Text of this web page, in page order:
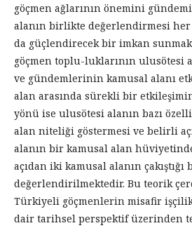
göçmen ağlarının önemini
alanın birlikte değerlendirmesi her
da güçlendirecek bir imkan
göçmen toplu-luklarının ulusötesi
ve gündemlerinin kamusal alanı
alan arasında sürekli bir
yönü ise ulusötesi alanın bazı
alan niteliği göstermesi ve belirli
alanın bir kamusal alan hüviyetinde
açıdan iki kamusal alanın
değerlendirilmektedir. Bu teorik
Türkiyeli göçmenlerin misafir
dair tarihsel perspektif üzerinden